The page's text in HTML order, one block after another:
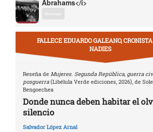
Abrahams</i>
Descargar
FALLECE EDUARDO GALEANO,
NADIES
Reseña de Mujeres. Segunda República, guerra
posguerra(Libélula Verde ediciones, 2026), de
Bengoechea
Donde nunca deben habitar el
silencio
Salvador López Arnal